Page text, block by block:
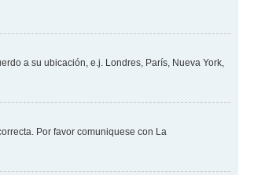
a su ubicación, e.j. Londres, París, Nueva York,
Por favor comuniquese con La